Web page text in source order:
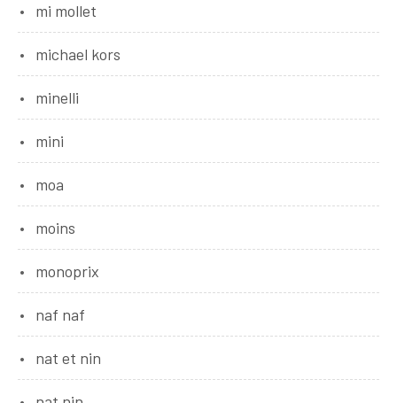
mi mollet
michael kors
minelli
mini
moa
moins
monoprix
naf naf
nat et nin